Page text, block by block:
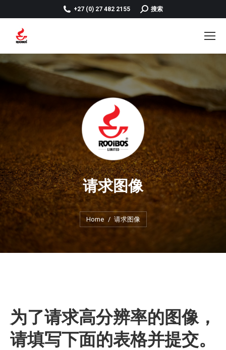
+27 (0) 27 482 2155 SEARCH:
搜索
请求图像
You are here:
Home 请求图像
为了请求高分辨率的图像，
请填写下面的表格并提交。